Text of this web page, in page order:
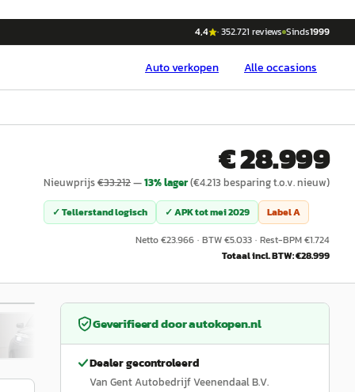
4,4 ·352.721 reviews Sinds1999
Autoverkopen Alle occasions
€ 28.999
Nieuwprijs€33.212—13% lager(€4.213 besparing t.o.v. nieuw)
✓ Tellerstand logisch ✓ APK totmei 2029 LabelA
Netto €23.966 · BTW €5.033 · Rest-BPM €1.724
Totaal incl. BTW: €28.999
/37
Geverifieerd doorautokopen.nl
Dealer gecontroleerd
Van Gent Autobedrijf Veenendaal B.V.